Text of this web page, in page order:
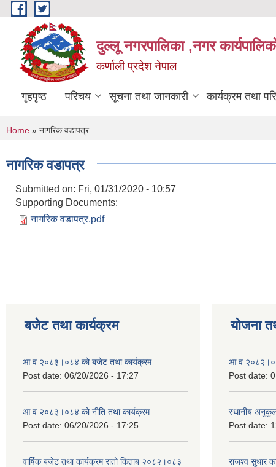
Skip to main content
दुल्लू नगरपालिका ,नगर
कर्णाली प्रदेश नेपाल
गृहपृष्ठ परिचय सूचना तथा जानकारी कार्यक्रम तथा
You are here
Home » नागरिक वडापत्र
नागरिक वडापत्र
Submitted on: Fri, 01/31/2020 - 10:57
Supporting Documents:
नागरिक वडापत्र.pdf
बजेट तथा कार्यक्रम
आ व २०८३।०८४ को बजेट तथा कार्यक्रम
Post date: 06/20/2026 - 17:27
आ व २०८३।०८४ को नीति तथा कार्यक्रम
Post date: 06/20/2026 - 17:25
वार्षिक बजेट तथा कार्यक्रम रातो किताब २०८२।०८३
योजना
आ व
Post date:
स्थानीय
Post date:
राजश्व सुधार